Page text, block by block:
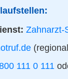
Zahnarzt-
111 0 111